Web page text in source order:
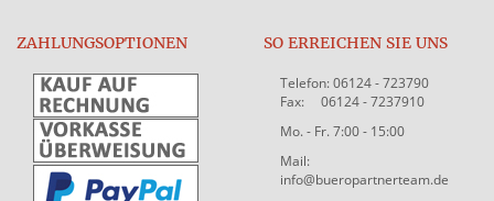
ZAHLUNGSOPTIONEN SO ERREICHEN SIE UNS
Telefon: 06124 - 723790
Fax: 06124 - 7237910
Mo. - Fr. 7:00 - 15:00
Mail:
info@bueropartnerteam.de